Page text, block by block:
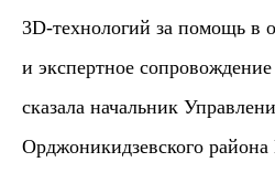
3D-технологий за помощь в
и экспертное
сказала начальник
Орджоникидзевского
Все права защищены